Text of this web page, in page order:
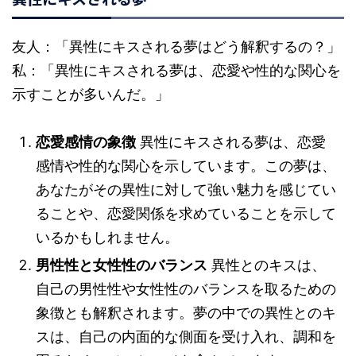
友人：「異性にキスされる夢はどう解釈するの？」
私：「異性にキスされる夢は、恋愛や性的な関心を
示すことが多いんだ。」
恋愛感情の象徴 異性にキスされる夢は、恋愛
感情や性的な関心を示しています。この夢は、
あなたがその異性に対して強い魅力を感じてい
ることや、恋愛関係を求めていることを示して
いるかもしれません。
男性性と女性性のバランス 異性とのキスは、
自己の男性性や女性性のバランスを取るための
象徴とも解釈されます。夢の中での異性とのキ
スは、自己の内面的な側面を受け入れ、調和を